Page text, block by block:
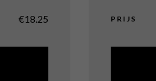
€18.25 PRIJS